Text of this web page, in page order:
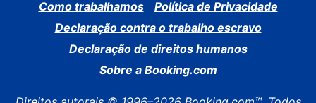
Como trabalhamos
Política de Privacidade
Declaração contra o trabalho escravo
Declaração de direitos humanos
Sobre a Booking.com